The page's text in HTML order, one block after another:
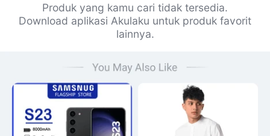
Produk yang kamu cari tidak tersedia.
Download aplikasi Akulaku untuk produk favorit
lainnya.